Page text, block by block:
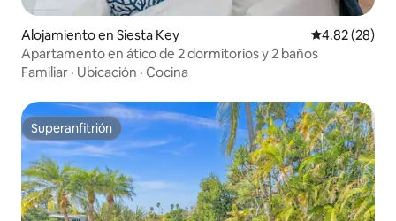
Alojamiento en Siesta Key Calificación
4.82 (28)
Apartamento en ático de 2 dormitorios y 2 baños
Familiar · Ubicación · Cocina
Superanfitrión
Superanfitrión